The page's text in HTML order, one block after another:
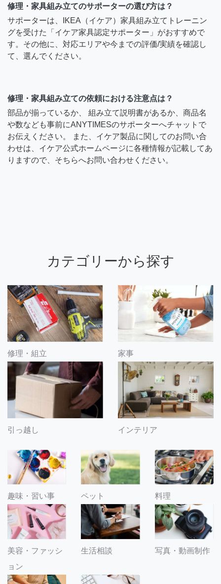
修理・家具組み立てのサポーターの選び方は？
サポーターは、IKEA（イケア）家具組み立てトレーニン
グを受けた「イケア家具認定サポーター」がおすすめで
す。その他に、対応エリアや今までの評価/実績を確認し
て、選んでください。
修理・家具組み立ての依頼における注意点は？
部品が揃っているか、 組み立て説明書があるか、商品名
や数なども事前にANYTIMESのサポーターへチャットで
お伝えください。 また、イケア製品に関してのお問い合
わせは、イケア公式ホームページに各種情報が記載してあ
りますので、そちらへお問い合わせください。
カテゴリーから探す
修理・組立 家事
引っ越し インテリア
趣味・習い事 ペット 料理
美容・ファッシ
ョン
生活相談 写真・動画制作